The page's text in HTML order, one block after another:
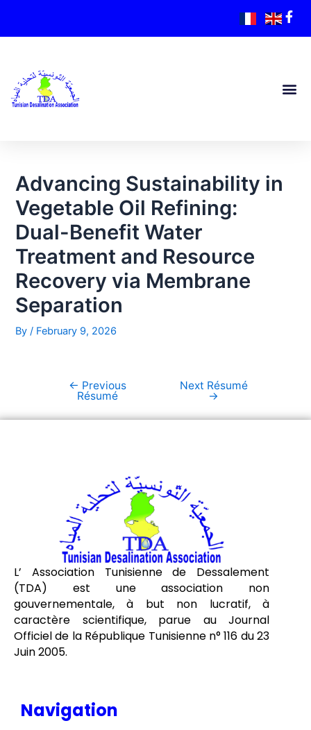
Advancing Sustainability in
Vegetable Oil Refining:
Dual-Benefit Water
Treatment and Resource
Recovery via Membrane
Separation
By/ February 9, 2026
← Previous
Résumé
Next Résumé
→
L’ Association Tunisienne de Dessalement
(TDA) est une association non
gouvernementale, à but non lucratif, à
caractère scientifique, parue au Journal
Officiel de la République Tunisienne n° 116 du 23
Juin 2005.
Navigation